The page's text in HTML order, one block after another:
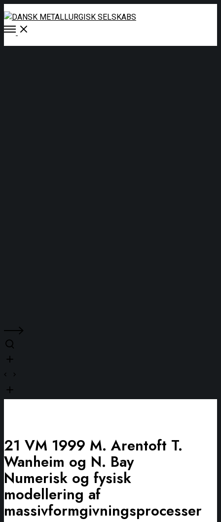
Open
21 VM 1999 M. Arentoft T.
Wanheim og N. Bay
Numerisk og fysisk
modellering af
massivformgivningsprocesser